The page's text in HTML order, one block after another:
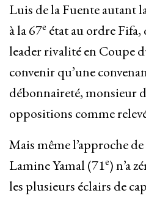
Luis de la Fuente autant
à la 67e état au ordre
leader rivalité en Coupe
convenir qu’une
débonnaireté, monsieur
oppositions comme
Mais même l’approche
Lamine Yamal (71e) n’a
les plusieurs éclairs de